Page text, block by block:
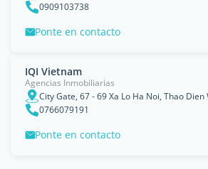
0909103738
Ponte en contacto
IQI Vietnam
Agencias Inmobiliarias
0766079191
Ponte en contacto